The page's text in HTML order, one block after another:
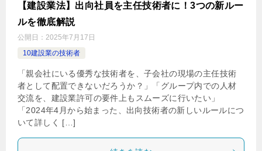
【建設業法】出向社員を主任技術者に！3つの新ルー
ルを徹底解説
公開日： 2025年7月17日
10建設業の技術者
「親会社にいる優秀な技術者を、子会社の現場の主任技術
者として配置できないだろうか？」「グループ内での人材
交流を、建設業許可の要件上もスムーズに行いたい」
「2024年4月から始まった、出向技術者の新しいルールにつ
いて詳しく […]